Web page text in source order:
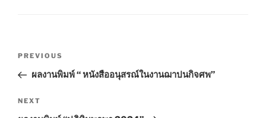
s
t
P
r
v
PREVIOUS
ผลงานพิมพ์ “ หนังสืออนุสรณ์ในงานฌาปนกิจศพ”
N
NEXT